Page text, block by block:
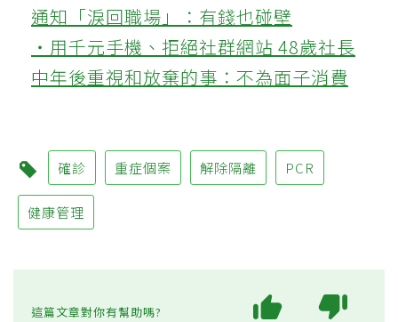
通知「淚回職場」：有錢也碰壁
‧用千元手機、拒絕社群網站 48歲社長
中年後重視和放棄的事：不為面子消費
確診 重症個案 解除隔離 PCR
健康管理
這篇文章對你有幫助嗎?